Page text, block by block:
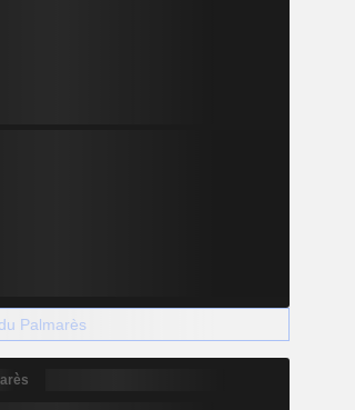
Palmarès